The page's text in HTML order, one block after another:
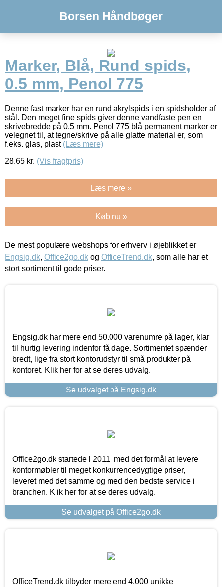
Borsen Håndbøger
Marker, Blå, Rund spids,
0.5 mm, Penol 775
Denne fast marker har en rund akrylspids i en spidsholder af
stål. Den meget fine spids giver denne vandfaste pen en
skrivebredde på 0,5 mm. Penol 775 blå permanent marker er
velegnet til, at tegne/skrive på alle glatte material er, som
f.eks. glas, plast (Læs mere)
28.65 kr. (Vis fragtpris)
Læs mere »
Køb nu »
De mest populære webshops for erhverv i øjeblikket er
Engsig.dk, Office2go.dk og OfficeTrend.dk, som alle har et
stort sortiment til gode priser.
Engsig.dk har mere end 50.000 varenumre på lager, klar
til hurtig levering indenfor få dage. Sortimentet spænder
bredt, lige fra stort kontorudstyr til små produkter på
kontoret. Klik her for at se deres udvalg.
Se udvalget på Engsig.dk
Office2go.dk startede i 2011, med det formål at levere
kontormøbler til meget konkurrencedygtige priser,
leveret med det samme og med den bedste service i
branchen. Klik her for at se deres udvalg.
Se udvalget på Office2go.dk
OfficeTrend.dk tilbyder mere end 4.000 unikke